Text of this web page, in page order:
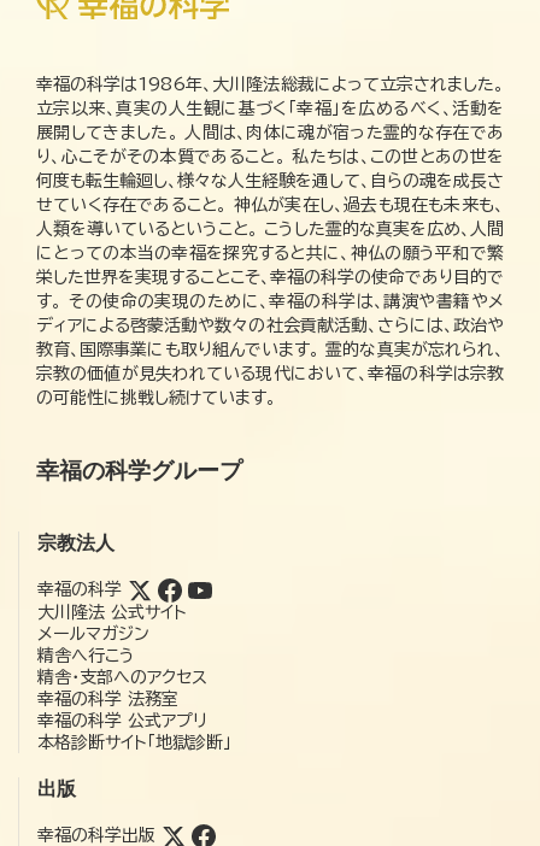
幸福の科学は1986年、大川隆法総裁によって立宗されました。
立宗以来、真実の人生観に基づく「幸福」を広めるべく、活動を
展開してきました。 人間は、肉体に魂が宿った霊的な存在であ
り、心こそがその本質であること。 私たちは、この世とあの世を
何度も転生輪廻し、様々な人生経験を通して、自らの魂を成長さ
せていく存在であること。 神仏が実在し、過去も現在も未来も、
人類を導いているということ。 こうした霊的な真実を広め、人間
にとっての本当の幸福を探究すると共に、神仏の願う平和で繁
栄した世界を実現することこそ、幸福の科学の使命であり目的で
す。 その使命の実現のために、幸福の科学は、講演や書籍やメ
ディアによる啓蒙活動や数々の社会貢献活動、さらには、政治や
教育、国際事業にも取り組んでいます。 霊的な真実が忘れられ、
宗教の価値が見失われている現代において、幸福の科学は宗教
の可能性に挑戦し続けています。
幸福の科学グループ
宗教法人
幸福の科学
大川隆法 公式サイト
メールマガジン
精舎へ行こう
精舎・支部へのアクセス
幸福の科学 法務室
幸福の科学 公式アプリ
本格診断サイト「地獄診断」
出版
幸福の科学出版